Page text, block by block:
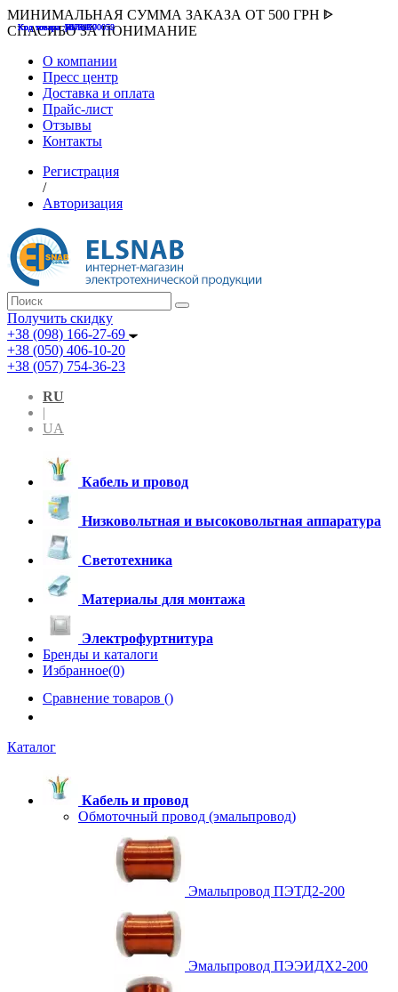
МИНИМАЛЬНАЯ СУММА ЗАКАЗА ОТ 500 ГРН ᐈ
СПАСИБО ЗА ПОНИМАНИЕ
О компании
Пресс центр
Доставка и оплата
Прайс-лист
Отзывы
Контакты
Регистрация
/
Авторизация
Получить скидку
+38 (098) 166-27-69
+38 (050) 406-10-20
+38 (057) 754-36-23
RU
|
UA
Кабель и провод
Низковольтная и высоковольтная аппаратура
Светотехника
Материалы для монтажа
Электрофуртнитура
Бренды и каталоги
Избранное(0)
Сравнение товаров ()
Каталог
Кабель и провод
Обмоточный провод (эмальпровод)
Эмальпровод ПЭТД2-200
Эмальпровод ПЭЭИДХ2-200
Код товара :507000
Код товара :HUK-K00058
Код товара :Т075177
Код товара :pnsv12
Код товара :HUK-K00072